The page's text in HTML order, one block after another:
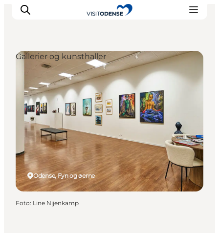
Oplev Odense
Det sker i Odense
Planlæg din tur
Inspiration
Odense, Fyn og øerne
Gallerier og kunsthaller
Foto: Line Nijenkamp